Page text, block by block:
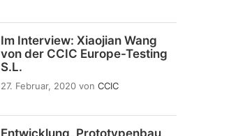
Im Interview: Xiaojian Wang
von der CCIC Europe-Testing
S.L.
27. Februar, 2020 von CCIC
Entwicklung, Prototypenbau